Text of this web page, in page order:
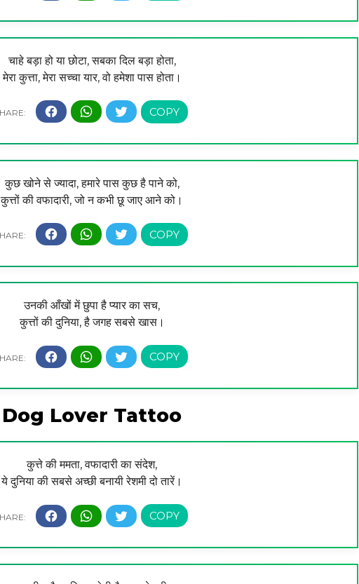
चाहे बड़ा हो या छोटा, सबका दिल बड़ा होता,
मेरा कुत्ता, मेरा सच्चा यार, वो हमेशा पास होता।
कुछ खोने से ज्यादा, हमारे पास कुछ है पाने को,
कुत्तों की वफादारी, जो न कभी छू जाए आने को।
उनकी आँखों में छुपा है प्यार का सच,
कुत्तों की दुनिया, है जगह सबसे खास।
Dog Lover Tattoo
कुत्ते की ममता, वफादारी का संदेश,
ये दुनिया की सबसे अच्छी बनायी रेशमी दो तारें।